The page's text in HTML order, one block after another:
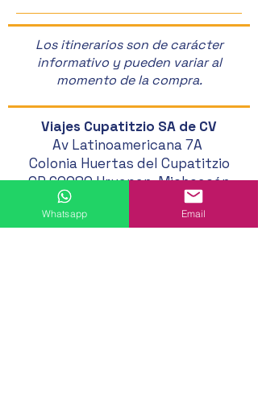
Los itinerarios son de carácter
informativo y pueden variar al
momento de la compra.
Viajes Cupatitzio SA de CV
Av Latinoamericana 7A
Colonia Huertas del Cupatitzio
CP 60080 Uruapan, Michoacán
452 524 46 20
Whatsapp Email